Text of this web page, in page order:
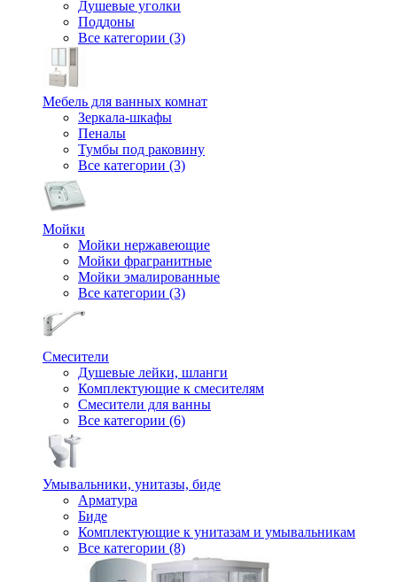
Душевые уголки
Поддоны
Все категории (3)
Мебель для ванных комнат
Зеркала-шкафы
Пеналы
Тумбы под раковину
Все категории (3)
Мойки
Мойки нержавеющие
Мойки фрагранитные
Мойки эмалированные
Все категории (3)
Смесители
Душевые лейки, шланги
Комплектующие к смесителям
Смесители для ванны
Все категории (6)
Умывальники, унитазы, биде
Арматура
Биде
Комплектующие к унитазам и умывальникам
Все категории (8)